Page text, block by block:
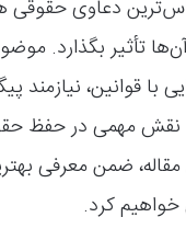
دعاوی حقوقی
تأثیر بگذارد.
با قوانین،
نقش مهمی در حفظ
ضمن معرفی
خواهیم کرد.